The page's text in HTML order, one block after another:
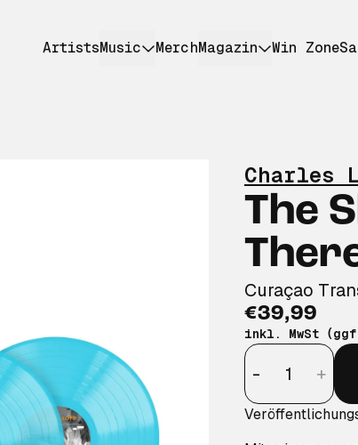
ArtistsMusic MerchMagazin Win Zone
Charles
The
Curaçao
€39,99
inkl. MwSt
Anzahl
-
+